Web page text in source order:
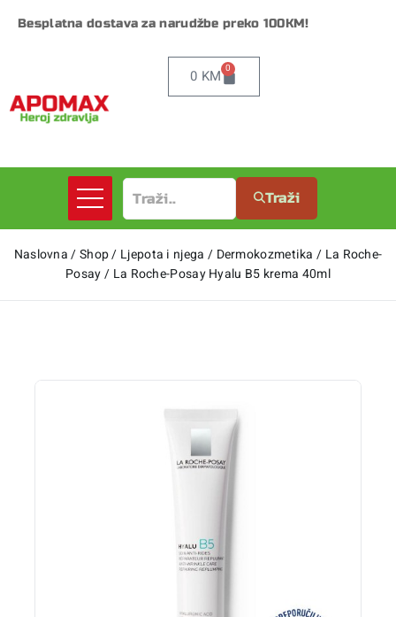
Besplatna dostava za narudžbe preko 100KM!
0 KM 0
Traži
Naslovna /Shop/ Ljepota i njega / Dermokozmetika / La Roche-
Posay/ La Roche-Posay Hyalu B5 krema 40ml